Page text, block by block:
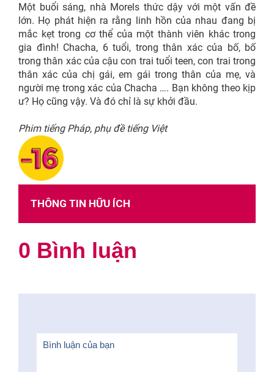
Một buổi sáng, nhà Morels thức dậy với một vấn đề
lớn. Họ phát hiện ra rằng linh hồn của nhau đang bị
mắc kẹt trong cơ thể của một thành viên khác trong
gia đình! Chacha, 6 tuổi, trong thân xác của bố, bố
trong thân xác của cậu con trai tuổi teen, con trai trong
thân xác của chị gái, em gái trong thân của mẹ, và
người mẹ trong xác của Chacha …. Bạn không theo kịp
ư? Họ cũng vậy. Và đó chỉ là sự khởi đầu.
Phim tiếng Pháp, phụ đề tiếng Việt
THÔNG TIN HỮU ÍCH
0 Bình luận